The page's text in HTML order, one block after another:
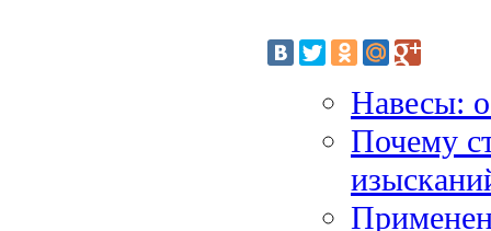
Навесы:
Почему